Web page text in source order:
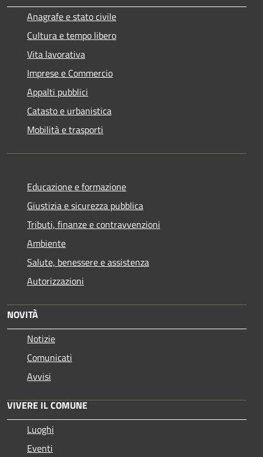
Anagrafe e stato civile
Cultura e tempo libero
Vita lavorativa
Imprese e Commercio
Appalti pubblici
Catasto e urbanistica
Mobilità e trasporti
Educazione e formazione
Giustizia e sicurezza pubblica
Tributi, finanze e contravvenzioni
Ambiente
Salute, benessere e assistenza
Autorizzazioni
NOVITÀ
Notizie
Comunicati
Avvisi
VIVERE IL COMUNE
Luoghi
Eventi